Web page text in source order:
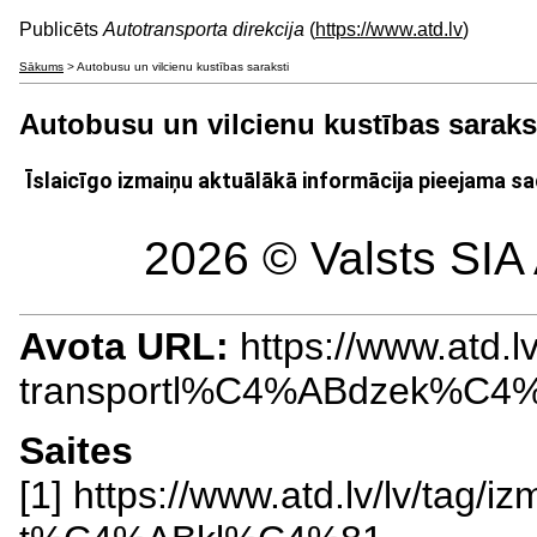
Publicēts Autotransporta direkcija (https://www.atd.lv)
Sākums > Autobusu un vilcienu kustības saraksti
Autobusu un vilcienu kustības
Īslaicīgo izmaiņu aktuālākā informācija pieejama
2026 © Valsts
Avota URL: https://
Saites
[1] https://www.atd.lv/lv/tag/